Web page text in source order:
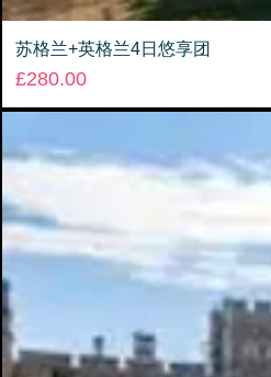
苏格兰+英格兰4日悠享团
Price
£280.00